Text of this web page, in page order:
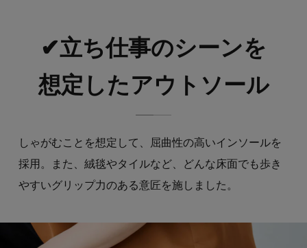
✔立ち仕事のシーンを
想定したアウトソール
しゃがむことを想定して、屈曲性の高いインソールを
採用。また、絨毯やタイルなど、どんな床面でも歩き
やすいグリップ力のある意匠を施しました。